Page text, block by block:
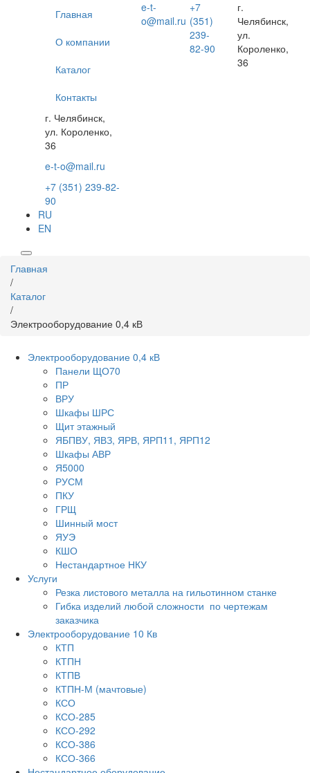
содержанию
Главная
О компании
Каталог
Контакты
г. Челябинск,
ул. Короленко,
36
e-t-o@mail.ru
+7 (351) 239-82-
90
e-t-
o@mail.ru
+7
(351)
239-
82-90
г.
Челябинск,
ул.
Короленко,
36
RU
EN
Вы
здесь
Главная
/
Каталог
/
Электрооборудование 0,4 кВ
Электрооборудование 0,4 кВ
Панели ЩО70
ПР
ВРУ
Шкафы ШРС
Щит этажный
ЯБПВУ, ЯВЗ, ЯРВ, ЯРП11, ЯРП12
Шкафы АВР
Я5000
РУСМ
ПКУ
ГРЩ
Шинный мост
ЯУЭ
КШО
Нестандартное НКУ
Услуги
Резка листового металла на гильотинном станке
Гибка изделий любой сложности по чертежам
заказчика
Электрооборудование 10 Кв
КТП
КТПН
КТПВ
КТПН-М (мачтовые)
КСО
КСО-285
КСО-292
КСО-386
КСО-366